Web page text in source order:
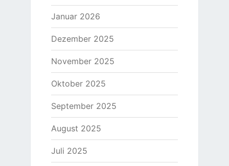
Januar 2026
Dezember 2025
November 2025
Oktober 2025
September 2025
August 2025
Juli 2025